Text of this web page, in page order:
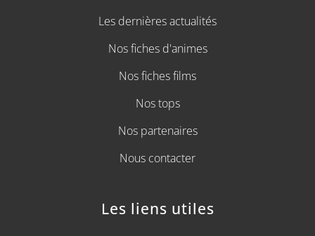
Les dernières actualités
Nos fiches d'animes
Nos fiches films
Nos tops
Nos partenaires
Nous contacter
Les liens utiles